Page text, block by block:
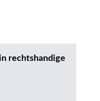
rechtshandige